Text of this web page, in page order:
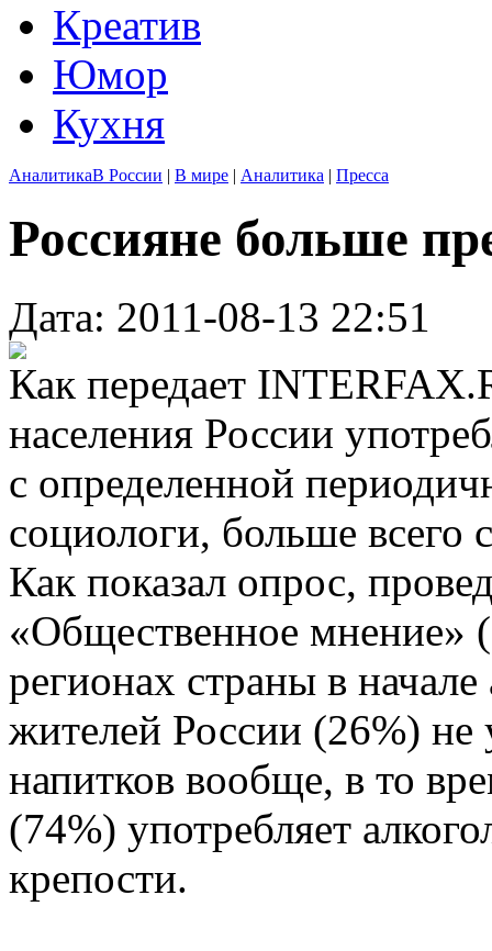
Креатив
Юмор
Кухня
АналитикаВ России | В мире | Аналитика | Пресса
Россияне больше
Дата: 2011-08-13 22:51
Как передает
населения России
с определенной
социологи, больше всего
Как показал опрос,
«Общественное
регионах страны в
жителей России (26%) не
напитков вообще, в то
(74%) употребляет
крепости.